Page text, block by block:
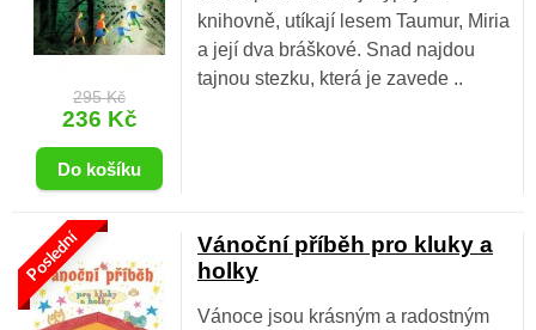
295 Kč
236 Kč
knihovně, utíkají lesem Taumur, Miria
a její dva bráškové. Snad najdou
tajnou stezku, která je zavede ..
Poslední
Vánoční příběh pro kluky a
holky
Vánoce jsou krásným a radostným